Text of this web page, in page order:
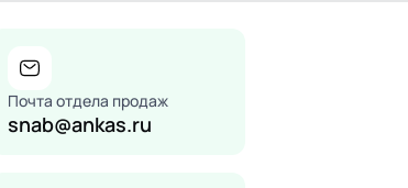
Почта отдела продаж
snab@ankas.ru